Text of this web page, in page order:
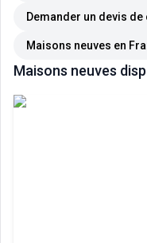
Demander un devis
Maisons neuves en
Maisons neuves